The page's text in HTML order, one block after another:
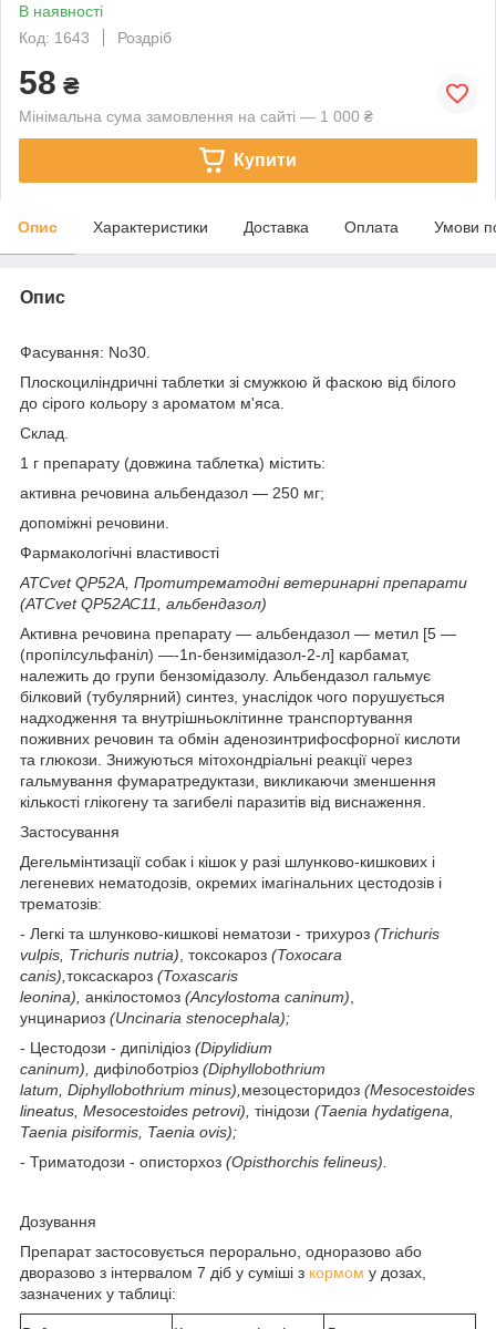
В наявності
Код: 1643
Роздріб
58 ₴
Мінімальна сума замовлення на сайті — 1 000 ₴
Купити
Опис Характеристики Доставка Оплата Умови
Опис
Фасування: No30.
Плоскоциліндричні таблетки зі смужкою й фаскою від білого
до сірого кольору з ароматом м'яса.
Склад.
1 г препарату (довжина таблетка) містить:
активна речовина альбендазол — 250 мг;
допоміжні речовини.
Фармакологічні властивості
ATCvet QP52А, Протитрематодні ветеринарні препарати
(ATCvet QP52АС11, альбендазол)
Активна речовина препарату — альбендазол — метил [5 —
(пропілсульфаніл) —-1n-бензимідазол-2-л] карбамат,
належить до групи бензомідазолу. Альбендазол гальмує
білковий (тубулярний) синтез, унаслідок чого порушується
надходження та внутрішньоклітинне транспортування
поживних речовин та обмін аденозинтрифосфорної кислоти
та глюкози. Знижуються мітохондріальні реакції через
гальмування фумаратредуктази, викликаючи зменшення
кількості глікогену та загибелі паразитів від виснаження.
Застосування
Дегельмінтизації собак і кішок у разі шлунково-кишкових і
легеневих нематодозів, окремих імагінальних цестодозів і
трематозів:
- Легкі та шлунково-кишкові нематози - трихуроз (Trichuris
vulpis, Тrichuris nutria), токсокароз (Toxocara
canis),токсаскароз (Toxascaris
leonina), анкілостомоз (Ancylostoma caninum),
унцинариоз (Uncinaria stenocephala);
- Цестодози - дипілідіоз (Dipylidium
caninum), дифілоботріоз (Diphyllobothrium
latum, Diphyllobothrium minus),мезоцесторидоз (Mesocestoides
lineatus, Mesocestoides petrovi), тінідози (Taenia hydatigena,
Taenia pisiformis, Taenia ovis);
- Триматодози - описторхоз (Opisthorchis felineus).
Дозування
Препарат застосовується перорально, одноразово або
дворазово з інтервалом 7 діб у суміші з кормом у дозах,
зазначених у таблиці: